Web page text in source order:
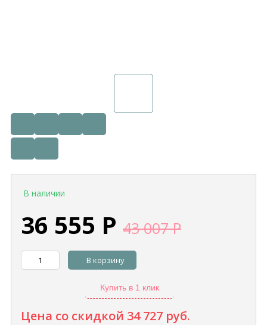
В наличии
36 555 Р 43 007Р
В корзину
Купить в 1 клик
Цена со скидкой 34 727 руб.